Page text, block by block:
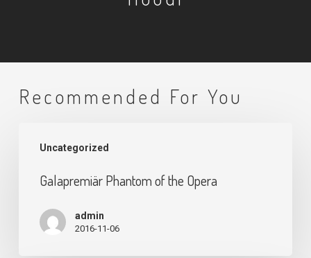
Recommended For You
Uncategorized
Phantom
Opera
Galapremiär Phantom of the Opera
admin
2016-11-06